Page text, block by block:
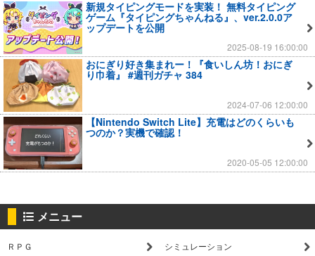
新規タイピングモードを実装！ 無料タイピング
ゲーム『タイピングちゃんねる』、ver.2.0.0ア
ップデートを公開
2025-08-19 16:00:00
おにぎり好き集まれー！『食いしん坊！おにぎ
り巾着』 #週刊ガチャ 384
2024-07-06 12:00:00
【Nintendo Switch Lite】充電はどのくらいも
つのか？実機で確認！
2020-05-05 12:00:00
メニュー
ＲＰＧ シミュレーション